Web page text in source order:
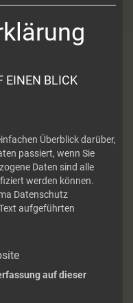
EINEN BLICK
Überblick darüber,
passiert, wenn Sie
Daten sind alle
werden können.
Datenschutz
aufgeführten
auf dieser